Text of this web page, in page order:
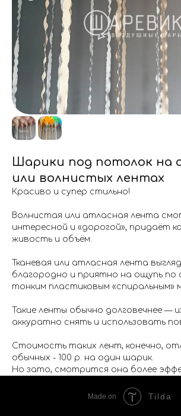
Шарики под потолок на
или волнистых лентах
Красиво и супер стильно!
Волнистая или атласная лента
интересной и «дорогой», придаёт
живость и объём.
Тканевая или атласная лента
благородно и приятно на ощупь по
тонким пластиковым «спиральным»
Такие ленты обычно долговечнее —
аккуратно снять и использовать
Стоимость таких лент, конечно,
обычных - 100 р. на один шарик.
Но зато, смотрится она более
Made on Tilda